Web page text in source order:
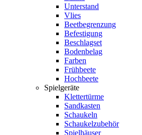
Unterstand
Vlies
Beetbegrenzung
Befestigung
Beschlagset
Bodenbelag
Farben
Frühbeete
Hochbeete
Spielgeräte
Klettertürme
Sandkasten
Schaukeln
Schaukelzubehör
Spielhäuser